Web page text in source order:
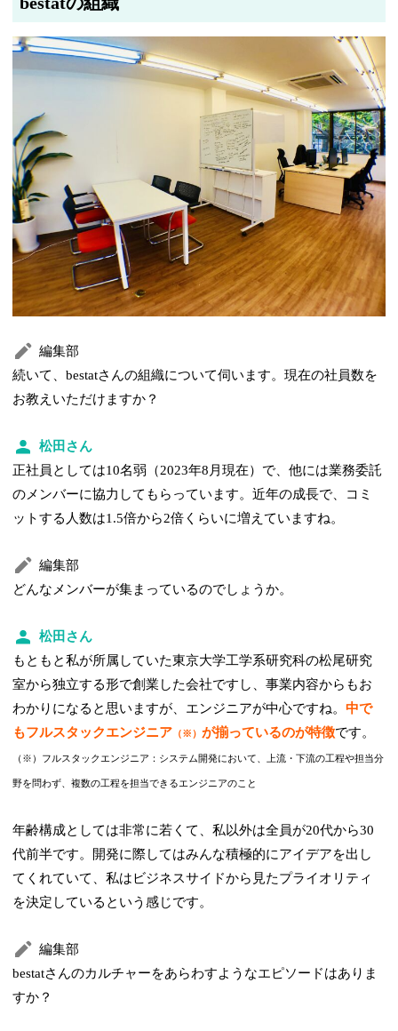
編集部
続いて、bestatさんの組織について伺います。現在の社員数を
お教えいただけますか？
松田さん
正社員としては10名弱（2023年8月現在）で、他には業務委託
のメンバーに協力してもらっています。近年の成長で、コミ
ットする人数は1.5倍から2倍くらいに増えていますね。
編集部
どんなメンバーが集まっているのでしょうか。
松田さん
もともと私が所属していた東京大学工学系研究科の松尾研究
室から独立する形で創業した会社ですし、事業内容からもお
わかりになると思いますが、エンジニアが中心ですね。中で
もフルスタックエンジニア （※）が揃っているのが特徴です。
（※）フルスタックエンジニア：システム開発において、上流・下流の工程や担当分
野を問わず、複数の工程を担当できるエンジニアのこと
年齢構成としては非常に若くて、私以外は全員が20代から30
代前半です。開発に際してはみんな積極的にアイデアを出し
てくれていて、私はビジネスサイドから見たプライオリティ
を決定しているという感じです。
編集部
bestatさんのカルチャーをあらわすようなエピソードはありま
すか？